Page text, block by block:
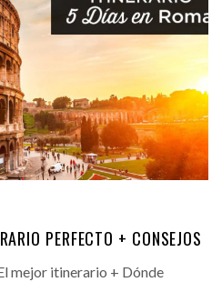
PERFECTO + CONSEJOS
mejor itinerario + Dónde